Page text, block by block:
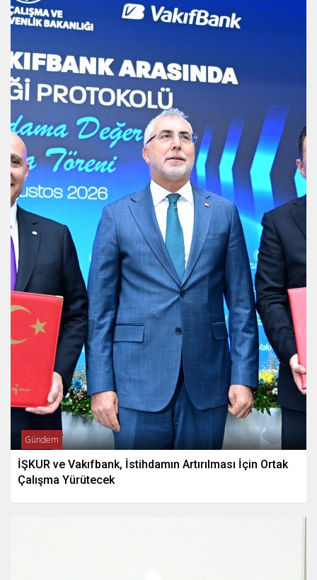
Gündem
İŞKUR ve Vakıfbank, İstihdamın Artırılması İçin Ortak
Çalışma Yürütecek